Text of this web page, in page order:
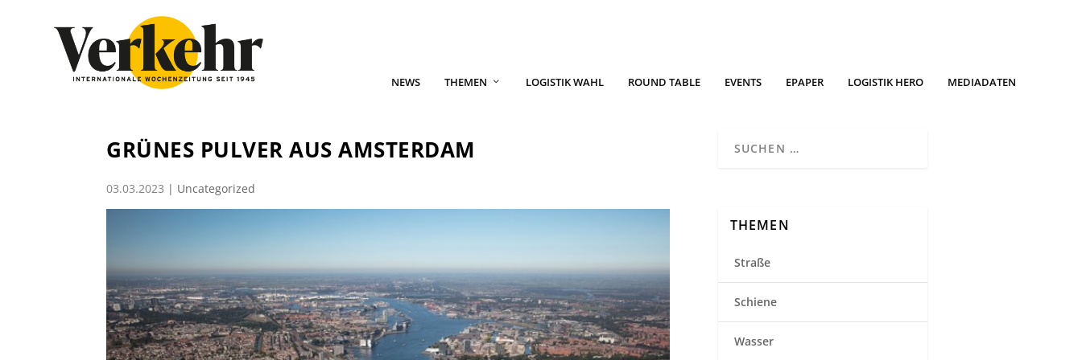
NEWS THEMEN LOGISTIK WAHL ROUND TABLE EVENTS EPAPER LOGISTIK HERO MEDIADATEN
GRÜNES PULVER AUS AMSTERDAM
03.03.2023 | Uncategorized
THEMEN
Straße
Schiene
Wasser